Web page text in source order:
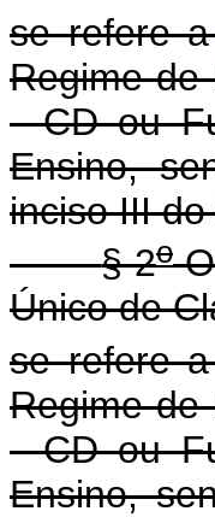
se refere
Regime de
- CD ou
Ensino,
inciso III do
§ 2oO
Único de
se refere
Regime de
- CD ou
Ensino,